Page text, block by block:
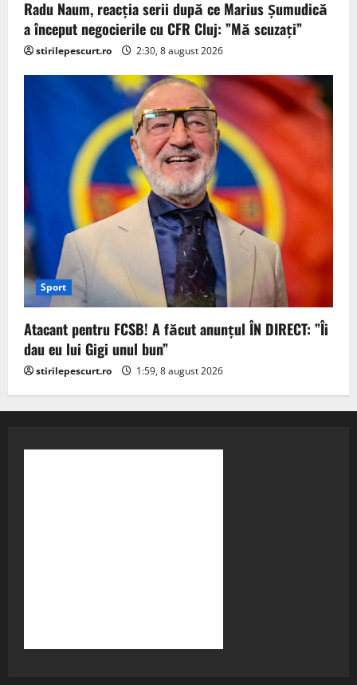
Radu Naum, reacția serii după ce Marius Șumudică
a început negocierile cu CFR Cluj: ”Mă scuzați”
stirilepescurt.ro 2:30, 8 august 2026
Sport
Atacant pentru FCSB! A făcut anunțul ÎN DIRECT: ”Îi
dau eu lui Gigi unul bun”
stirilepescurt.ro 1:59, 8 august 2026